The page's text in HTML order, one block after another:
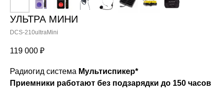
УЛЬТРА МИНИ
DCS-210ultraMini
119 000 ₽
Радиогид система Мультиспикер*
Приемники работают без подзарядки до 150 часов